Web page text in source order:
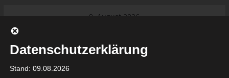
9. August 2026
beginnt am 22. und 23. August
2026 (Update)
Datenschutzerklärung
Stand: 09.08.2026